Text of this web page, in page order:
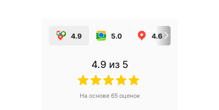
4.9 5.0 4.6
4.9 из 5
На основе 65оценок